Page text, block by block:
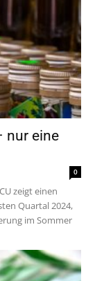
nur eine
0
zeigt einen
Quartal 2024,
im Sommer